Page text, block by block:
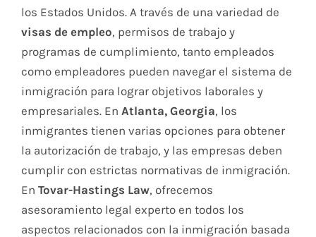
los Estados Unidos. A través de una variedad de
visas de empleo, permisos de trabajo y
programas de cumplimiento, tanto empleados
como empleadores pueden navegar el sistema de
inmigración para lograr objetivos laborales y
empresariales. En Atlanta, Georgia, los
inmigrantes tienen varias opciones para obtener
la autorización de trabajo, y las empresas deben
cumplir con estrictas normativas de inmigración.
En Tovar-Hastings Law, ofrecemos
asesoramiento legal experto en todos los
aspectos relacionados con la inmigración basada